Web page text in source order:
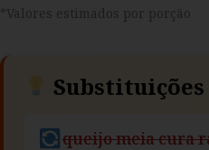
*Valores estimados por porção
Substituições
queijo meia cura